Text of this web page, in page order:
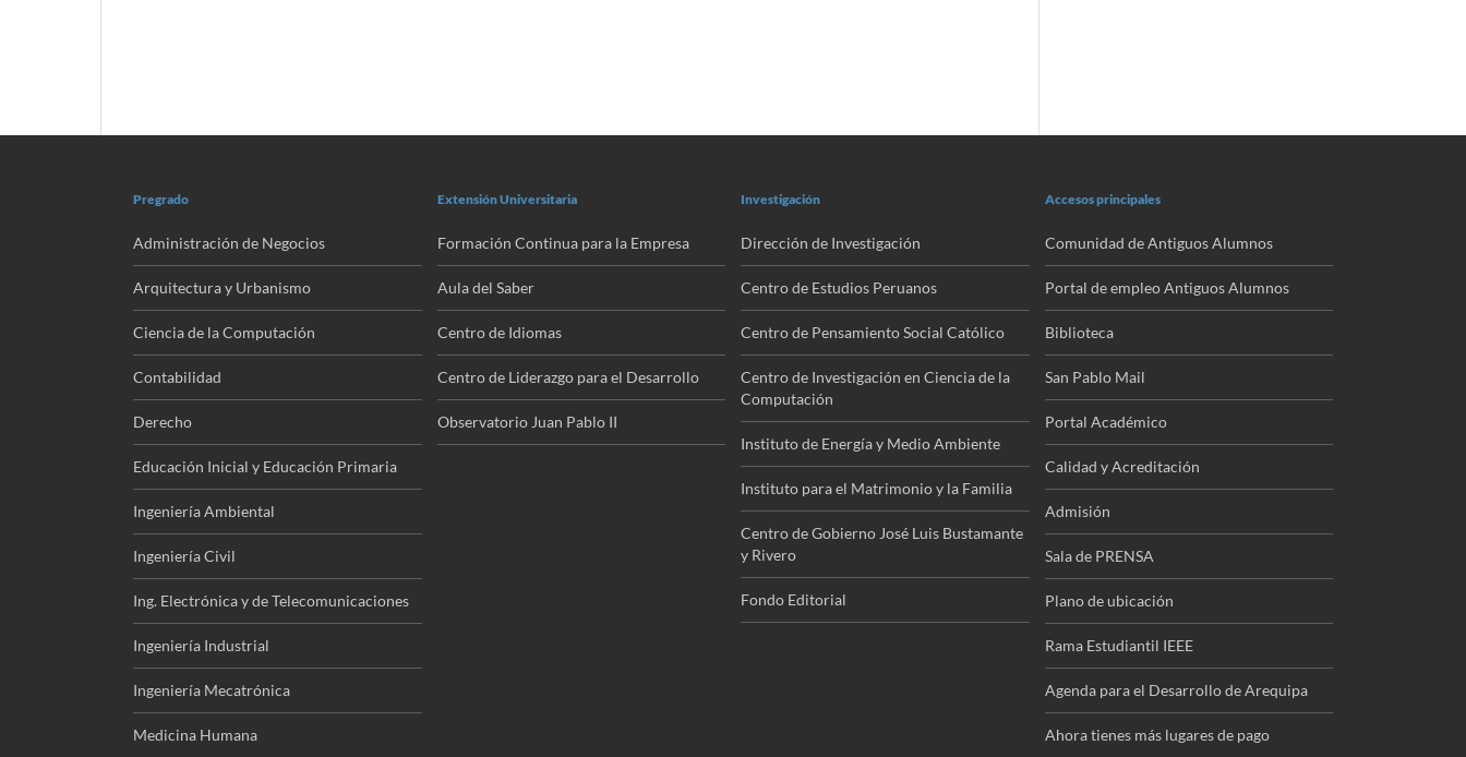
Pregrado
Administración de Negocios
Arquitectura y Urbanismo
Ciencia de la Computación
Contabilidad
Derecho
Educación Inicial y Educación Primaria
Ingeniería Ambiental
Ingeniería Civil
Ing. Electrónica y de Telecomunicaciones
Ingeniería Industrial
Ingeniería Mecatrónica
Medicina Humana
Extensión Universitaria
Formación Continua para la Empresa
Aula del Saber
Centro de Idiomas
Centro de Liderazgo para el Desarrollo
Observatorio Juan Pablo II
Investigación
Dirección de Investigación
Centro de Estudios Peruanos
Centro de Pensamiento Social Católico
Centro de Investigación en Ciencia de la
Computación
Instituto de Energía y Medio Ambiente
Instituto para el Matrimonio y la Familia
Centro de Gobierno José Luis Bustamante
y Rivero
Fondo Editorial
Accesos principales
Comunidad de Antiguos Alumnos
Portal de empleo Antiguos Alumnos
Biblioteca
San Pablo Mail
Portal Académico
Calidad y Acreditación
Admisión
Sala de PRENSA
Plano de ubicación
Rama Estudiantil IEEE
Agenda para el Desarrollo de Arequipa
Ahora tienes más lugares de pago